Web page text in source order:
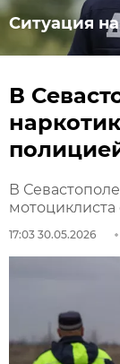
Ситуация
В
В
17:03 30.05.2026